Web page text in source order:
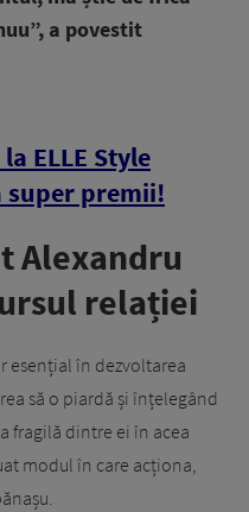
a povestit
ELLE Style
super premii!
Alexandru
relației
esențial în dezvoltarea
să o piardă și înțelegând
fragilă dintre ei în acea
modul în care acționa,